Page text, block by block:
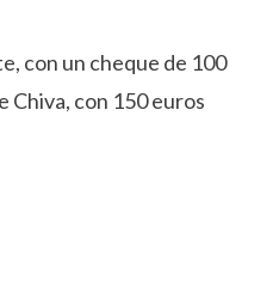
con un cheque de 100
Chiva, con 150 euros